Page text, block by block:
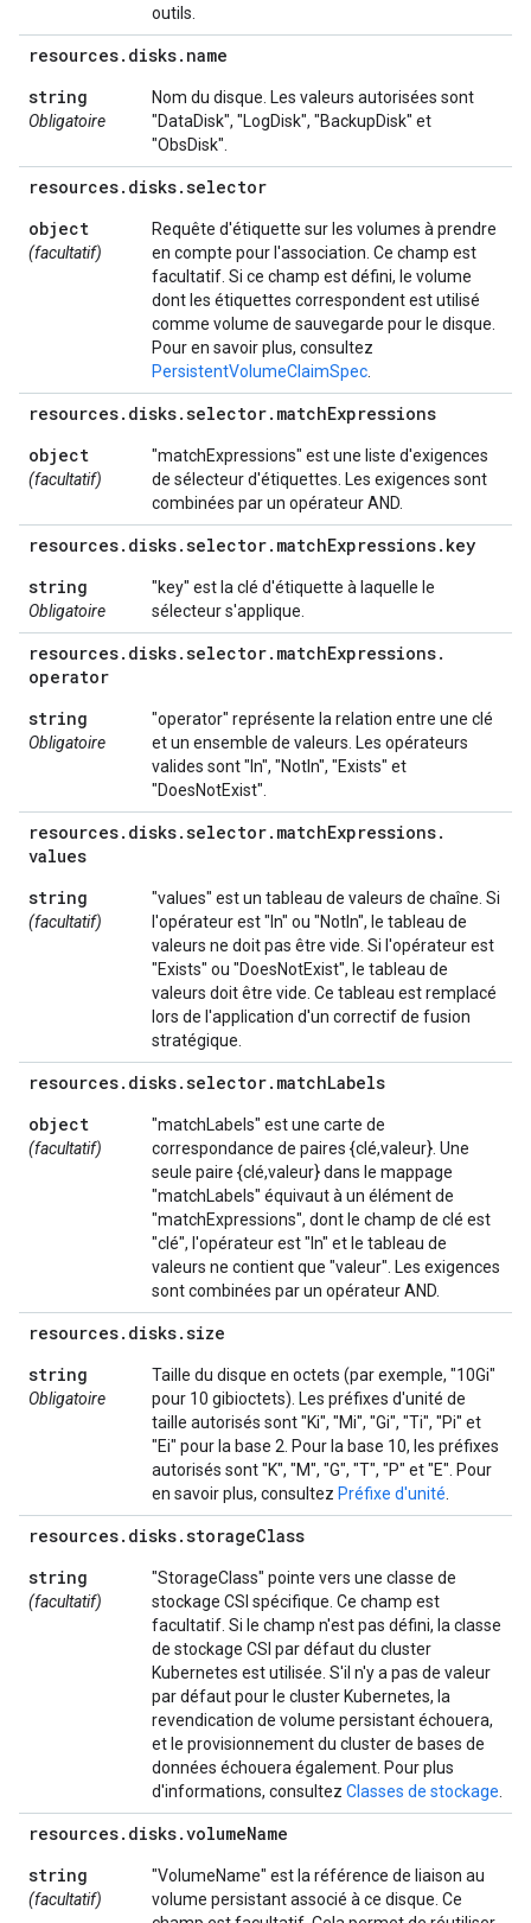
outils.
resources. disks. name
string
Obligatoire
Nom du disque. Les valeurs autorisées sont
"DataDisk", "LogDisk", "BackupDisk" et
"ObsDisk".
resources. disks.selector
object
(facultatif)
Requête d'étiquette sur les volumes à prendre
en compte pour l'association. Ce champ est
facultatif. Si ce champ est défini, le volume
dont les étiquettes correspondent est utilisé
comme volume de sauvegarde pour le disque.
Pour en savoir plus, consultez
PersistentVolumeClaimSpec
resources. disks.selector. matchExpressions
object
(facultatif)
"matchExpressions" est une liste d'exigences
de sélecteur d'étiquettes. Les exigences sont
combinées par un opérateur AND.
resources. disks.selector. matchExpressions. key
string
Obligatoire
"key" est la clé d'étiquette à laquelle le
sélecteur s'applique.
resources. disks.selector. matchExpressions.
operator
string
Obligatoire
"operator" représente la relation entre une clé
et un ensemble de valeurs. Les opérateurs
valides sont "In", "NotIn", "Exists" et
"DoesNotExist".
resources. disks.selector. matchExpressions.
values
string
(facultatif)
"values" est un tableau de valeurs de chaîne. Si
l'opérateur est "In" ou "NotIn", le tableau de
valeurs ne doit pas être vide. Si l'opérateur est
"Exists" ou "DoesNotExist", le tableau de
valeurs doit être vide. Ce tableau est remplacé
lors de l'application d'un correctif de fusion
stratégique.
resources. disks.selector. matchLabels
object
(facultatif)
"matchLabels" est une carte de
correspondance de paires {clé,valeur}. Une
seule paire {clé,valeur} dans le mappage
"matchLabels" équivaut à un élément de
"matchExpressions", dont le champ de clé est
"clé", l'opérateur est "In" et le tableau de
valeurs ne contient que "valeur". Les exigences
sont combinées par un opérateur AND.
resources. disks.size
string
Obligatoire
Taille du disque en octets (par exemple, "10Gi"
pour 10 gibioctets). Les préfixes d'unité de
taille autorisés sont "Ki", "Mi", "Gi", "Ti", "Pi" et
"Ei" pour la base 2. Pour la base 10, les préfixes
autorisés sont "K", "M", "G", "T", "P" et "E". Pour
en savoir plus, consultez Préfixe d'unité
resources. disks.storageClass
string
(facultatif)
"StorageClass" pointe vers une classe de
stockage CSI spécifique. Ce champ est
facultatif. Si le champ n'est pas défini, la classe
de stockage CSI par défaut du cluster
Kubernetes est utilisée. S'il n'y a pas de valeur
par défaut pour le cluster Kubernetes, la
revendication de volume persistant échouera,
et le provisionnement du cluster de bases de
données échouera également. Pour plus
d'informations, consultez Classes de stockage
resources. disks.volumeName
string
(facultatif)
"VolumeName" est la référence de liaison au
volume persistant associé à ce disque. Ce